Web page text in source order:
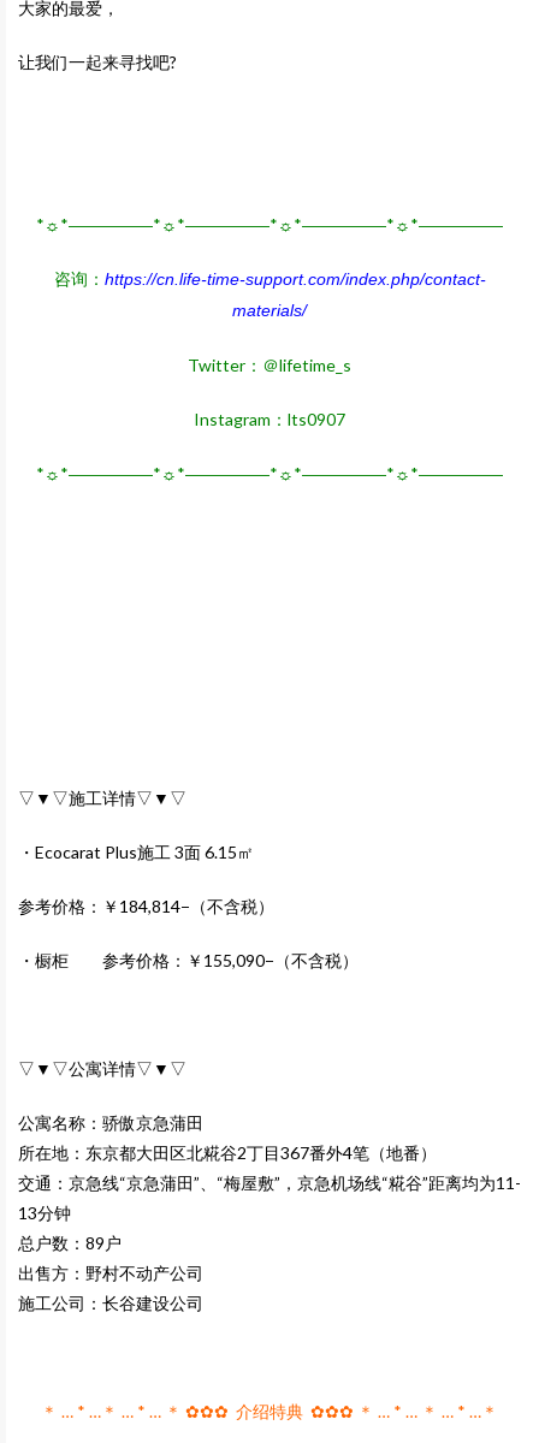
大家的最爱，
让我们一起来寻找吧?
*☼*―――――*☼*―――――*☼*―――――*☼*―――――
咨询： https://cn.life-time-support.com/index.php/contact-
materials/
Twitter：＠lifetime_s
Instagram：lts0907
*☼*―――――*☼*―――――*☼*―――――*☼*―――――
▽▼▽施工详情▽▼▽
・Ecocarat Plus施工 3面 6.15㎡
参考价格：￥184,814−（不含税）
・橱柜 参考价格：￥155,090−（不含税）
▽▼▽公寓详情▽▼▽
公寓名称：骄傲京急蒲田
所在地：东京都大田区北糀谷2丁目367番外4笔（地番）
交通：京急线“京急蒲田”、“梅屋敷”，京急机场线“糀谷”距离均为11-
13分钟
总户数：89户
出售方：野村不动产公司
施工公司：长谷建设公司
＊ … * …＊ … * … ＊ ✿✿✿ 介绍特典 ✿✿✿ ＊ … * … ＊ … * …＊